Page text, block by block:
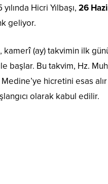
Hicri Yılbaşı, 26
geliyor.
kamerî (ay) takvimin ilk
başlar. Bu takvim, Hz.
hicretini esas alır
olarak kabul edilir.